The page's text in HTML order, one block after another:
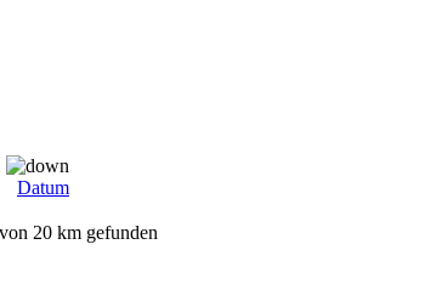
Datum
20 km gefunden